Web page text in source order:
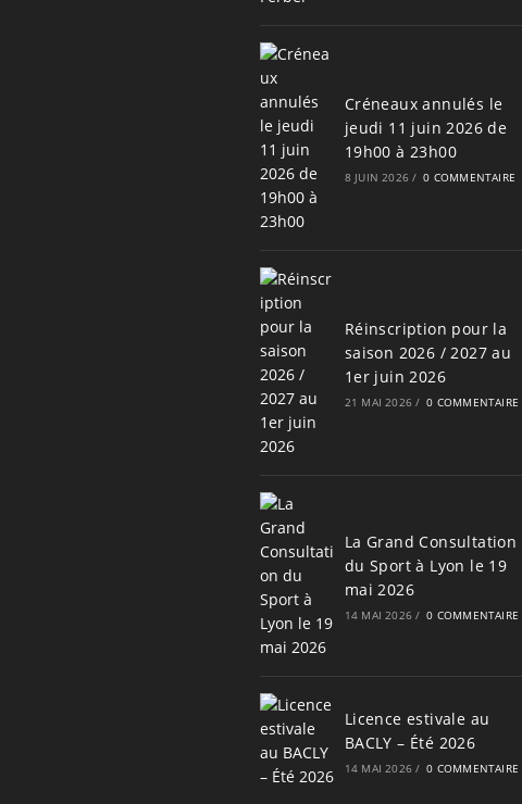
Créneaux annulés le
jeudi 11 juin 2026 de
19h00 à 23h00
8 JUIN 2026 / 0 COMMENTAIRE
Réinscription pour la
saison 2026 / 2027 au
1er juin 2026
21 MAI 2026 / 0 COMMENTAIRE
La Grand Consultation
du Sport à Lyon le 19
mai 2026
14 MAI 2026 / 0 COMMENTAIRE
Licence estivale au
BACLY – Été 2026
14 MAI 2026 / 0 COMMENTAIRE